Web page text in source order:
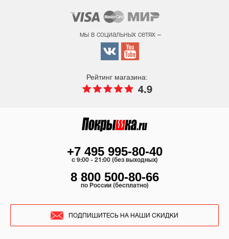
мы в социальных сетях –
Рейтинг магазина:
4.9
+7 495 995-80-40
c 9:00 - 21:00 (без выходных)
8 800 500-80-66
по России (бесплатно)
ПОДПИШИТЕСЬ НА НАШИ СКИДКИ